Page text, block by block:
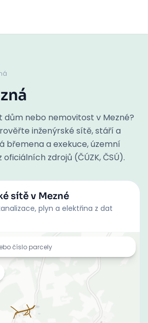
dům nebo nemovitost v Mezné?
inženýrské sítě, stáří a
břemena a exekuce, územní
zdrojů (ČÚZK, ČSÚ).
sítěv Mezné
plyn a elektřina z dat